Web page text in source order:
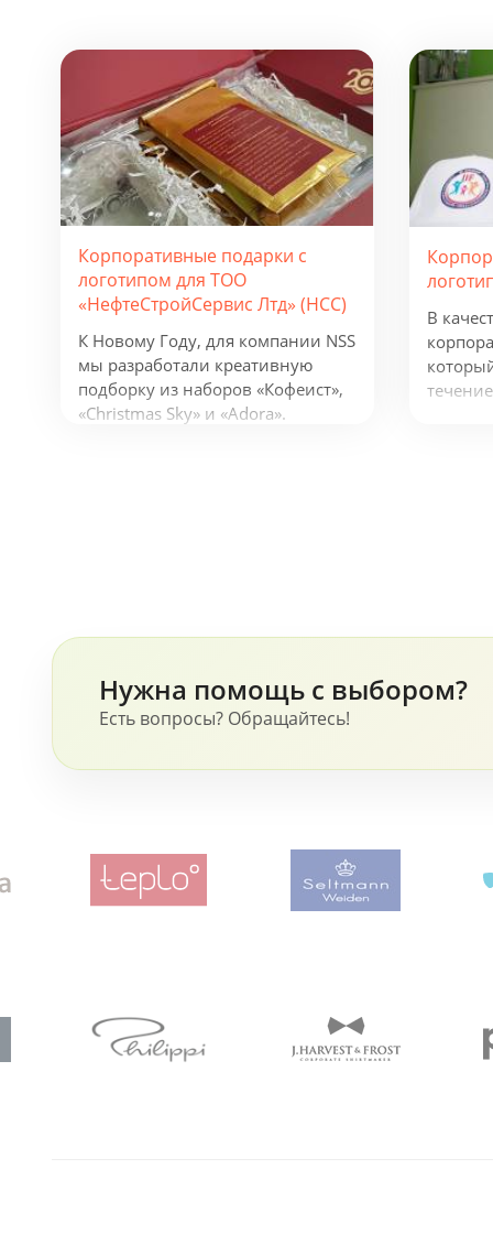
Корпоративные подарки с
логотипом для ТОО
«НефтеСтройСервис Лтд» (НСС)
К Новому Году, для компании NSS
мы разработали креативную
подборку из наборов «Кофеист»,
«Christmas Sky» и «Adora».
суете моменты покоя становятся
В
Нужна помощь с выбором?
Есть вопросы? Обращайтесь!